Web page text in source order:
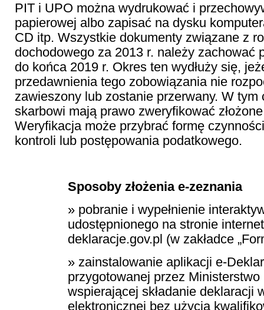
PIT i UPO można wydrukować i
papierowej albo zapisać na dysku
CD itp. Wszystkie dokumenty związane z
dochodowego za 2013 r. należy zachować
do końca 2019 r. Okres ten wydłuży się,
przedawnienia tego zobowiązania nie
zawieszony lub zostanie przerwany. W tym
skarbowi mają prawo zweryfikować
Weryfikacja może przybrać formę
kontroli lub postępowania podatkowego.
Sposoby złożenia e-zeznania
» pobranie i wypełnienie
udostępnionego na stronie
deklaracje.gov.pl (w zakładce
» zainstalowanie aplikacji e-
przygotowanej przez Ministerstwo
wspierającej składanie deklaracji
elektronicznej bez użycia